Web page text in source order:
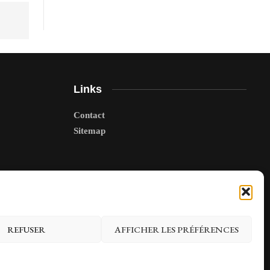
REFUSER AFFICHER LES PRÉFÉRENCES
Links
Contact
Sitemap